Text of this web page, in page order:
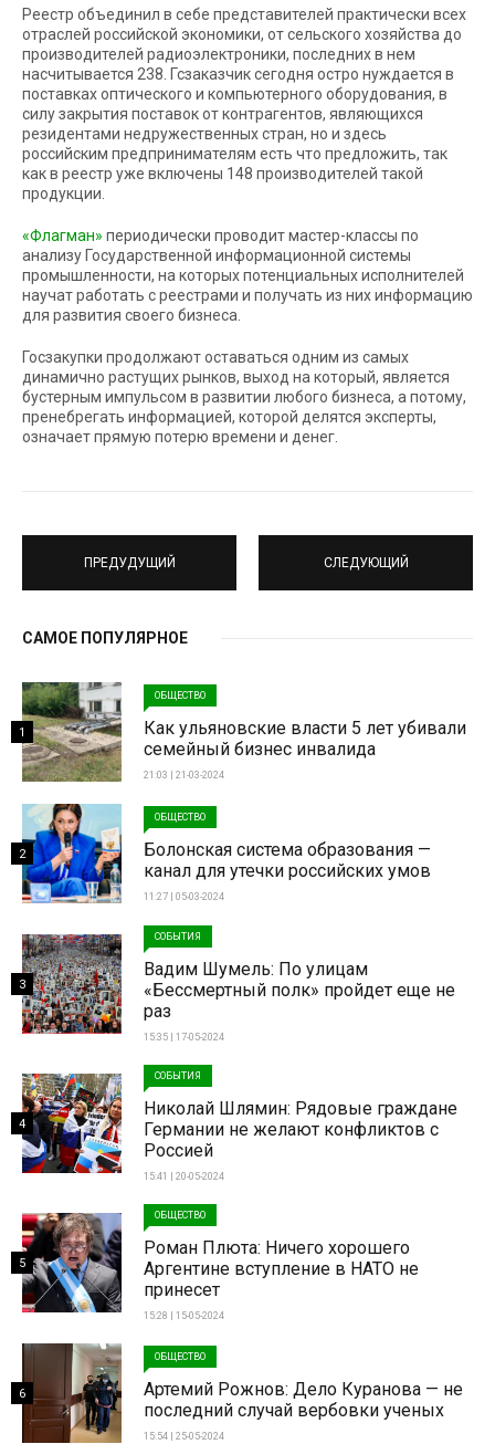
Реестр объединил в себе представителей практически всех
отраслей российской экономики, от сельского хозяйства до
производителей радиоэлектроники, последних в нем
насчитывается 238. Гсзаказчик сегодня остро нуждается в
поставках оптического и компьютерного оборудования, в
силу закрытия поставок от контрагентов, являющихся
резидентами недружественных стран, но и здесь
российским предпринимателям есть что предложить, так
как в реестр уже включены 148 производителей такой
продукции.
«Флагман» периодически проводит мастер-классы по
анализу Государственной информационной системы
промышленности, на которых потенциальных исполнителей
научат работать с реестрами и получать из них информацию
для развития своего бизнеса.
Госзакупки продолжают оставаться одним из самых
динамично растущих рынков, выход на который, является
бустерным импульсом в развитии любого бизнеса, а потому,
пренебрегать информацией, которой делятся эксперты,
означает прямую потерю времени и денег.
ПРЕДУДУЩИЙ СЛЕДУЮЩИЙ
САМОЕ ПОПУЛЯРНОЕ
ОБЩЕСТВО
Как ульяновские власти 5 лет убивали
семейный бизнес инвалида
21:03 | 21-03-2024
1
ОБЩЕСТВО
Болонская система образования —
канал для утечки российских умов
11:27 | 05-03-2024
2
СОБЫТИЯ
Вадим Шумель: По улицам
«Бессмертный полк» пройдет еще не
раз
15:35 | 17-05-2024
3
СОБЫТИЯ
Николай Шлямин: Рядовые граждане
Германии не желают конфликтов с
Россией
15:41 | 20-05-2024
4
ОБЩЕСТВО
Роман Плюта: Ничего хорошего
Аргентине вступление в НАТО не
принесет
15:28 | 15-05-2024
5
ОБЩЕСТВО
Артемий Рожнов: Дело Куранова — не
последний случай вербовки ученых
15:54 | 25-05-2024
6